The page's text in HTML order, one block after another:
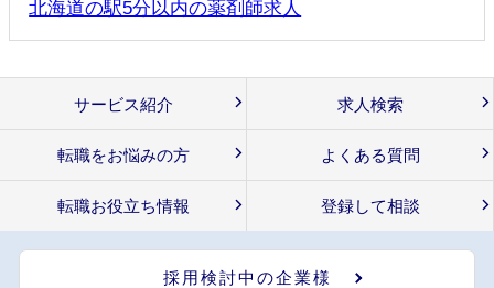
北海道の駅5分以内の薬剤師求人
サービス紹介 求人検索
転職をお悩みの方 よくある質問
転職お役立ち情報 登録して相談
採用検討中の企業様